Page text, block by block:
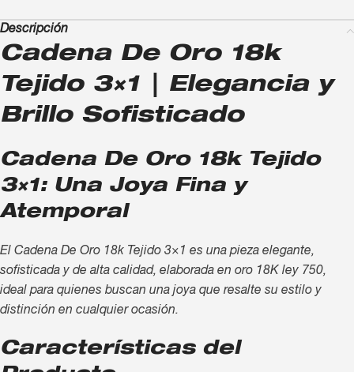
Descripción
Cadena De Oro 18k
Tejido 3×1 | Elegancia y
Brillo Sofisticado
Cadena De Oro 18k Tejido
3×1: Una Joya Fina y
Atemporal
El Cadena De Oro 18k Tejido 3×1 es una pieza elegante,
sofisticada y de alta calidad, elaborada en oro 18K ley 750,
ideal para quienes buscan una joya que resalte su estilo y
distinción en cualquier ocasión.
Características del